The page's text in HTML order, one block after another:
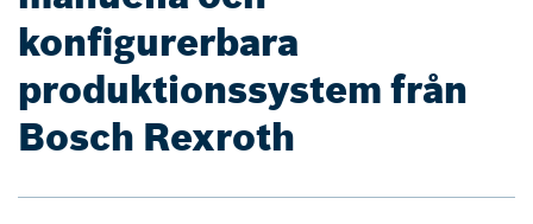
konfigurerbara
produktionssystem från
Bosch Rexroth